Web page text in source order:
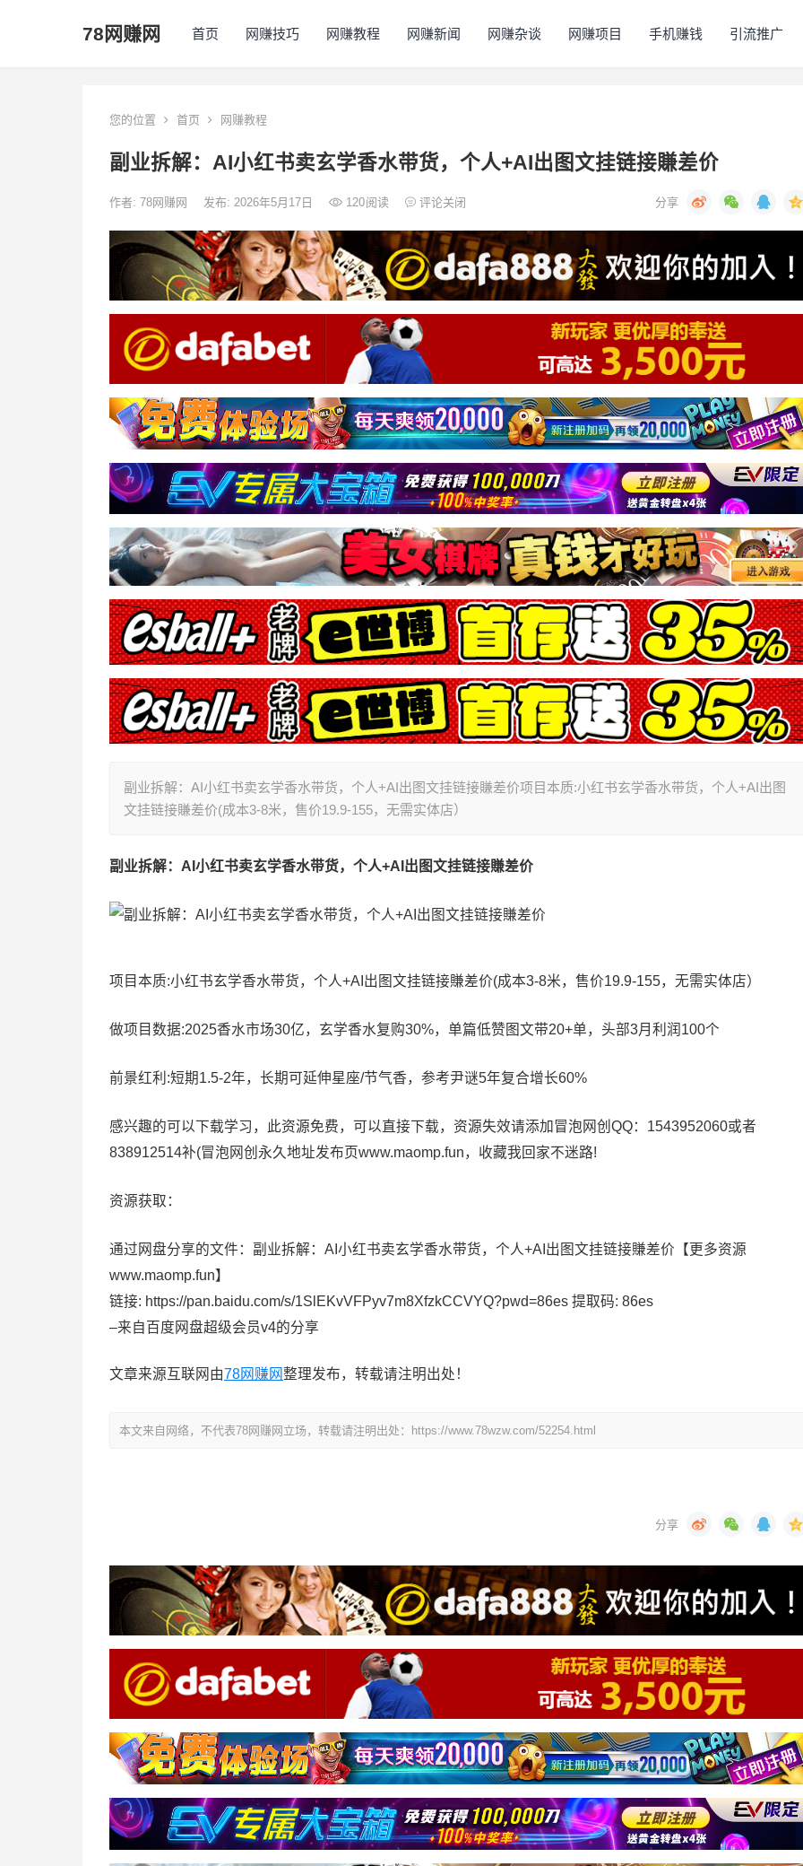
78网赚网 首页 网赚技巧 网赚教程 网赚新闻 网赚杂谈 网赚项目 手机赚钱 引流推广
您的位置 首页 网赚教程
副业拆解：AI小红书卖玄学香水带货，个人+AI出图文挂链接賺差价
作者: 78网赚网 发布: 2026年5月17日 120阅读 评论关闭
副业拆解：AI小红书卖玄学香水带货，个人+AI出图文挂链接賺差价项目本质:小红书玄学香水带货，个人+AI出图
文挂链接賺差价(成本3-8米，售价19.9-155，无需实体店）
副业拆解：AI小红书卖玄学香水带货，个人+AI出图文挂链接賺差价
项目本质:小红书玄学香水带货，个人+AI出图文挂链接賺差价(成本3-8米，售价19.9-155，无需实体店）
做项目数据:2025香水市场30亿，玄学香水复购30%，单篇低赞图文带20+单，头部3月利润100个
前景红利:短期1.5-2年，长期可延伸星座/节气香，参考尹谜5年复合增长60%
感兴趣的可以下载学习，此资源免费，可以直接下载，资源失效请添加冒泡网创QQ：1543952060或者
838912514补(冒泡网创永久地址发布页www.maomp.fun，收藏我回家不迷路!
资源获取：
通过网盘分享的文件：副业拆解：AI小红书卖玄学香水带货，个人+AI出图文挂链接賺差价【更多资源
www.maomp.fun】
链接: https://pan.baidu.com/s/1SlEKvVFPyv7m8XfzkCCVYQ?pwd=86es 提取码: 86es
–来自百度网盘超级会员v4的分享
文章来源互联网由78网赚网整理发布，转载请注明出处！
本文来自网络，不代表78网赚网立场，转载请注明出处：https://www.78wzw.com/52254.html